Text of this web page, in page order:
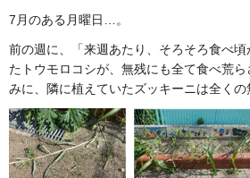
7月のある月曜日…。
前の週に、「来週あたり、そろそろ食べ
たトウモロコシが、無残にも全て食べ荒
みに、隣に植えていたズッキーニは全くの